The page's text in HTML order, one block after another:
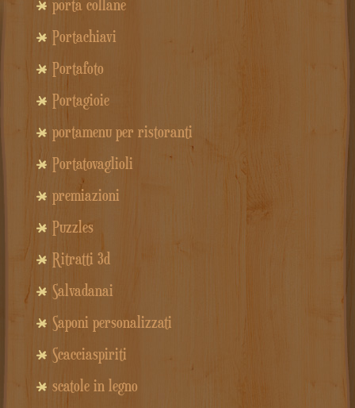
porta collane
Portachiavi
Portafoto
Portagioie
portamenu per ristoranti
Portatovaglioli
premiazioni
Puzzles
Ritratti 3d
Salvadanai
Saponi personalizzati
Scacciaspiriti
scatole in legno